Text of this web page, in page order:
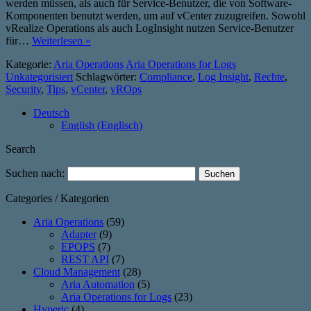
werden müssen, als auch für Service-Benutzer, die von Software-
Komponenten benutzt werden, um auf vCenter zuzugreifen. Sowohl
vRealize Operations als auch LogInsight nutzen Service-Benutzer
für… Weiterlesen »
Kategorie: Aria Operations Aria Operations for Logs
Unkategorisiert Schlagwörter: Compliance, Log Insight, Rechte,
Security, Tips, vCenter, vROps
Deutsch
English (Englisch)
Search
Suchen nach:
Categories / Kategorien
Aria Operations (59)
Adapter (9)
EPOPS (7)
REST API (7)
Cloud Management (28)
Aria Automation (5)
Aria Operations for Logs (23)